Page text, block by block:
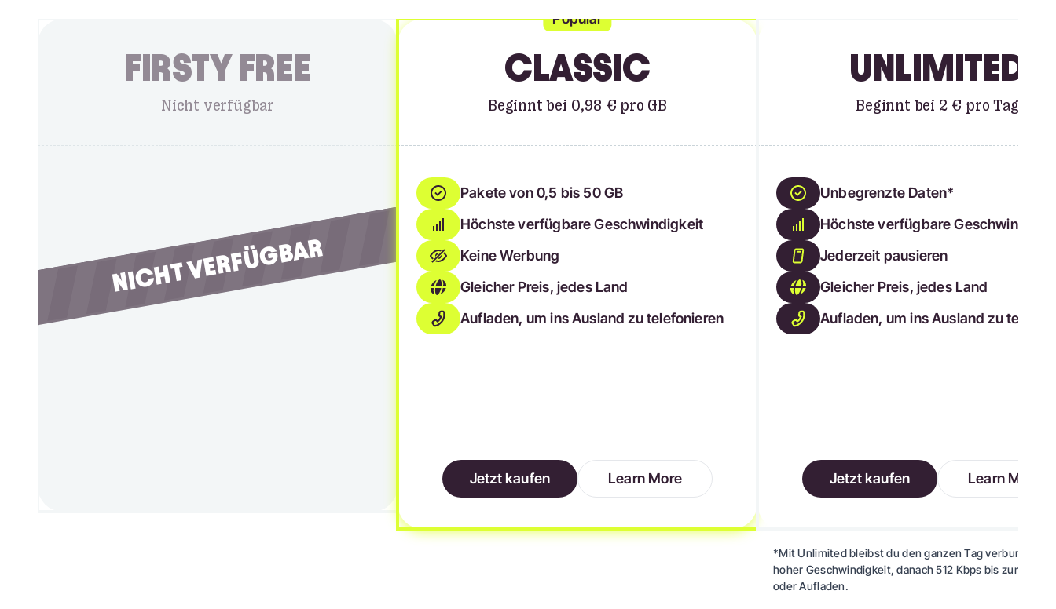
NICHT VERFÜGBAR
FIRSTY FREE
Nicht verfügbar
Popular
CLASSIC
Beginnt bei 0,98 € pro GB
Pakete von 0,5 bis 50 GB
Höchste verfügbare Geschwindigkeit
Keine Werbung
Gleicher Preis, jedes Land
Aufladen, um ins Ausland zu telefonieren
Jetzt kaufen Learn More
UNLIMITED
Beginnt bei 2 € pro Tag
Unbegrenzte Daten*
Höchste verfügbare
Jederzeit pausieren
Gleicher Preis, jedes Land
Aufladen, um ins Ausland zu
Jetzt kaufen Learn More
*Mit Unlimited bleibst du den ganzen Tag verbunden: 5
hoher Geschwindigkeit, danach 512 Kbps bis zum
oder Aufladen.